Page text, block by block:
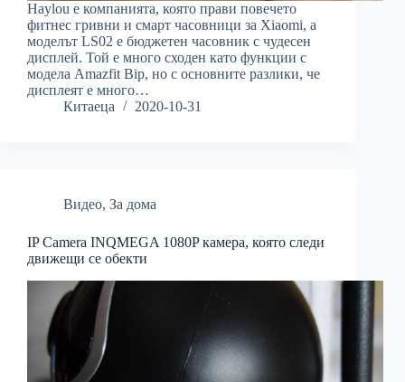
Haylou е компанията, която прави повечето
фитнес гривни и смарт часовници за Xiaomi, а
моделът LS02 е бюджетен часовник с чудесен
дисплей. Той е много сходен като функции с
модела Amazfit Bip, но с основните разлики, че
дисплеят е много…
Китаеца
2020-10-31
Видео, За дома
IP Camera INQMEGA 1080P камера, която следи
движещи се обекти